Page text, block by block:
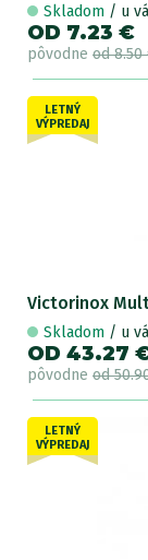
Skladom / u
OD 7.23 €
pôvodne od 8.50
LETNÝ
VÝPREDAJ
Victorinox
Skladom / u
OD 43.27
pôvodne od
LETNÝ
VÝPREDAJ